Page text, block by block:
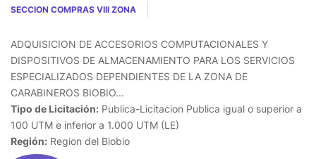
SECCION COMPRAS VIII ZONA
ADQUISICION DE ACCESORIOS COMPUTACIONALES Y
DISPOSITIVOS DE ALMACENAMIENTO PARA LOS SERVICIOS
ESPECIALIZADOS DEPENDIENTES DE LA ZONA DE
CARABINEROS BIOBIO...
Tipo de Licitación: Publica-Licitacion Publica igual o superior a
100 UTM e inferior a 1.000 UTM (LE)
Región: Region del Biobio